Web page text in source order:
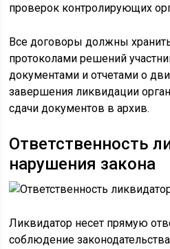
проверок контролирующих
Все договоры должны
протоколами решений
документами и отчетами о
завершения ликвидации
сдачи документов в архив.
Ответственность
нарушения закона
Ликвидатор несет прямую
соблюдение